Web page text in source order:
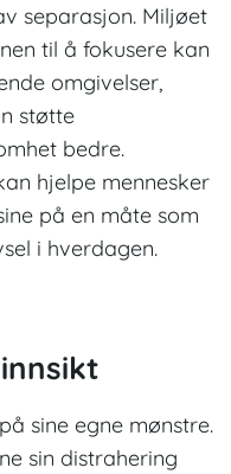
separasjon. Miljøet
til å fokusere kan
omgivelser,
støtte
bedre.
hjelpe mennesker
på en måte som
i hverdagen.
sine egne mønstre.
sin distrahering